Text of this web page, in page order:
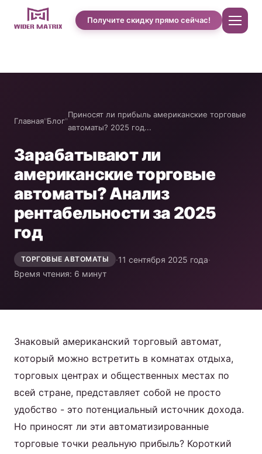
Главная
Магазин
Case studies of Cotton Candy
Автомат по продаже чехлов для телефонов
Машина для приготовления протеиновых
коктейлей
Свяжитесь с нами
Russian
English
Spanish
Получите скидку прямо сейчас!
Главная"Блог"
Приносят ли прибыль американские торговые
автоматы? 2025 год...
Зарабатывают ли
американские торговые
автоматы? Анализ
рентабельности за 2025
год
ТОРГОВЫЕ АВТОМАТЫ ·11 сентября 2025 года·
Время чтения: 6 минут
Знаковый американский торговый автомат,
который можно встретить в комнатах отдыха,
торговых центрах и общественных местах по
всей стране, представляет собой не просто
удобство - это потенциальный источник дохода.
Но приносят ли эти автоматизированные
торговые точки реальную прибыль? Короткий